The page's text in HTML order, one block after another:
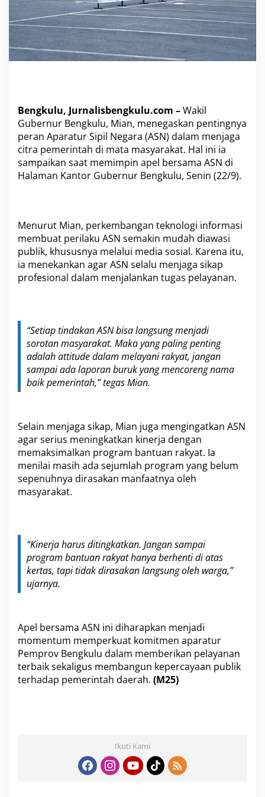
N
a
g
a
C
a
P
u
b
l
i
k
d
a
k
s
i
m
a
P
r
g
r
a
n
t
a
n
Bengkulu, Jurnalisbengkulu.com –Wakil
Gubernur Bengkulu, Mian, menegaskan pentingnya
peran Aparatur Sipil Negara (ASN) dalam menjaga
citra pemerintah di mata masyarakat. Hal ini ia
sampaikan saat memimpin apel bersama ASN di
Halaman Kantor Gubernur Bengkulu, Senin (22/9).
Menurut Mian, perkembangan teknologi informasi
membuat perilaku ASN semakin mudah diawasi
publik, khususnya melalui media sosial. Karena itu,
ia menekankan agar ASN selalu menjaga sikap
profesional dalam menjalankan tugas pelayanan.
“Setiap tindakan ASN bisa langsung menjadi
sorotan masyarakat. Maka yang paling penting
adalah attitude dalam melayani rakyat, jangan
sampai ada laporan buruk yang mencoreng nama
baik pemerintah,” tegas Mian.
Selain menjaga sikap, Mian juga mengingatkan ASN
agar serius meningkatkan kinerja dengan
memaksimalkan program bantuan rakyat. Ia
menilai masih ada sejumlah program yang belum
sepenuhnya dirasakan manfaatnya oleh
masyarakat.
“Kinerja harus ditingkatkan. Jangan sampai
program bantuan rakyat hanya berhenti di atas
kertas, tapi tidak dirasakan langsung oleh warga,”
ujarnya.
Apel bersama ASN ini diharapkan menjadi
momentum memperkuat komitmen aparatur
Pemprov Bengkulu dalam memberikan pelayanan
terbaik sekaligus membangun kepercayaan publik
terhadap pemerintah daerah. (M25)
Ikuti Kami